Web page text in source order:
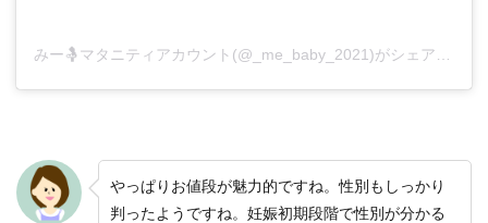
やっぱりお値段が魅力的ですね。性別もしっかり
判ったようですね。妊娠初期段階で性別が分かる